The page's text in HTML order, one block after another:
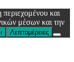
και
μέσων και την
Λεπτομέρειες